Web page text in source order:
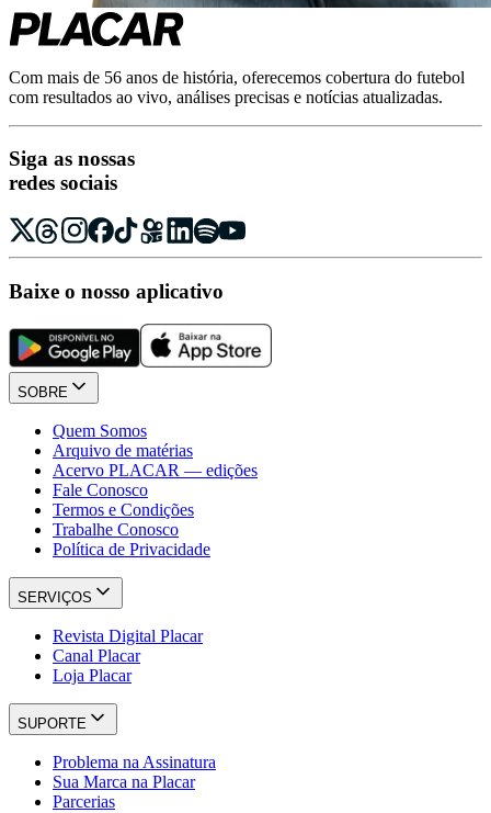
Com mais de 56 anos de história, oferecemos cobertura do futebol
com resultados ao vivo, análises precisas e notícias atualizadas.
Siga as nossas
redes sociais
Baixe o nosso aplicativo
SOBRE
Quem Somos
Arquivo de matérias
Acervo PLACAR — edições
Fale Conosco
Termos e Condições
Trabalhe Conosco
Política de Privacidade
SERVIÇOS
Revista Digital Placar
Canal Placar
Loja Placar
SUPORTE
Problema na Assinatura
Sua Marca na Placar
Parcerias